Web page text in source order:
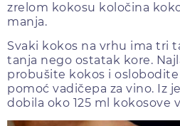
zrelom kokosu koločina
manja.
Svaki kokos na vrhu ima tri
tanja nego ostatak kore.
probušite kokos i
pomoć vadičepa za vino. Iz
dobila oko 125 ml kokosove